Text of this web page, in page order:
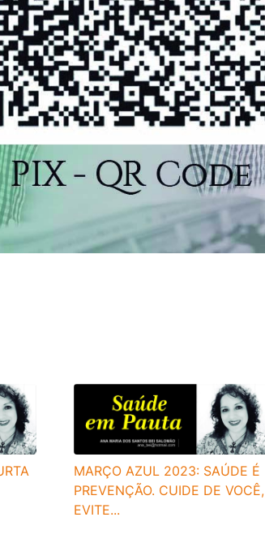
MARÇO AZUL 2023: SAÚDE É
PREVENÇÃO. CUIDE DE VOCÊ,
EVITE...